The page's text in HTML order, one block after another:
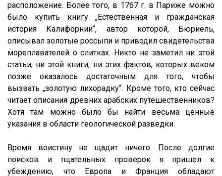
расположение. Более того, в 1767 г. в Париже можно
было купить книгу „Естественная и гражданская
история Калифорнии“, автор которой, Бюриель,
описывал золотые россыпи и приводил свидетельства
мореплавателей о слитках. Никто не заметил ни этой
статьи, ни этой книги, ни этих фактов, которых веком
позже оказалось достаточным для того, чтобы
вызвать „золотую лихорадку“. Кроме того, кто сейчас
читает описания древних арабских путешественников?
Хотя там можно было бы найти весьма ценные
указания в области геологической разведки.
Время воистину не щадит ничего. После долгие
поисков и тщательных проверок я пришел к
убеждению, что Европа и Франция обладают